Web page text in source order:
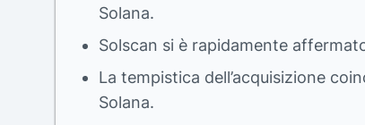
Solana.
Solscan si è rapidamente
La tempistica dell’acquisizione
Solana.